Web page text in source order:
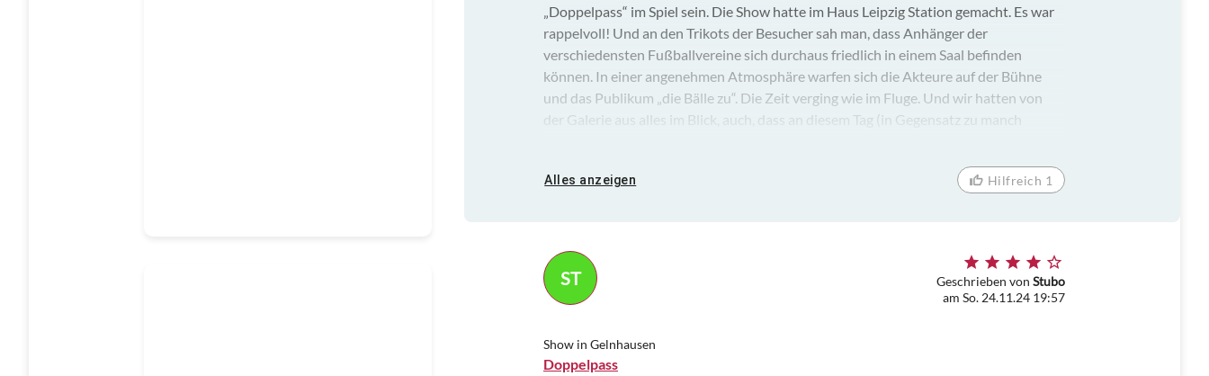
„Doppelpass“ im Spiel sein. Die Show hatte im Haus Leipzig Station gemacht. Es war
rappelvoll! Und an den Trikots der Besucher sah man, dass Anhänger der
verschiedensten Fußballvereine sich durchaus friedlich in einem Saal befinden
können. In einer angenehmen Atmosphäre warfen sich die Akteure auf der Bühne
und das Publikum „die Bälle zu“. Die Zeit verging wie im Fluge. Und wir hatten von
der Galerie aus alles im Blick, auch, dass an diesem Tag (in Gegensatz zu manch
Auch dieses Umsatzhoch habe ich dem Haus Leipzig von Herzen gegönnt.
Alles anzeigen Hilfreich 1
ST Geschrieben von Stubo
am So. 24.11.24 19:57
Show in Gelnhausen
Doppelpass